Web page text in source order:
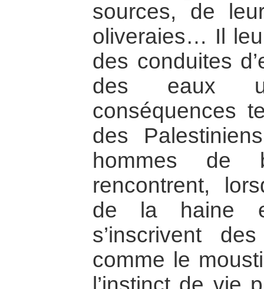
sources, de
oliveraies… Il
des conduites
des eaux
conséquences
des
hommes de
rencontrent,
de la haine
s’inscrivent
comme le